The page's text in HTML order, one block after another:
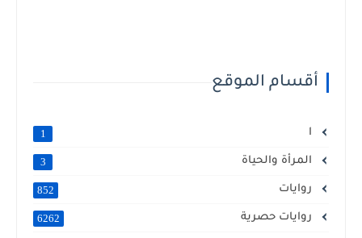
أقسام الموقع
ا 1
المرأة والحياة 3
روايات 852
روايات حصرية 6262